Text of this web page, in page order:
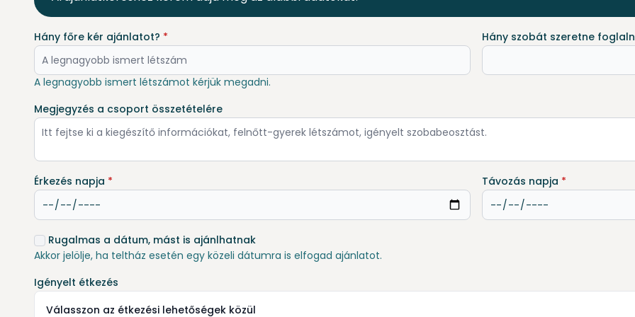
Hány főre kér ajánlatot? * Hány szobát szeretne
A legnagyobb ismert létszámot kérjük megadni.
Megjegyzés a csoport összetételére
Érkezés napja * Távozás napja *
Rugalmas a dátum, mást is ajánlhatnak
Akkor jelölje, ha teltház esetén egy közeli dátumra is elfogad ajánlatot.
Igényelt étkezés
Válasszon az étkezési lehetőségek közül